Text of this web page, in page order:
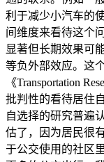
利于减少小汽车的
间维度来看待这个
显著但长期效果可
等负外部效应。这
《Transportation
批判性的看待居住
自选择的研究普遍
估了，因为居民很
于公交使用的社区